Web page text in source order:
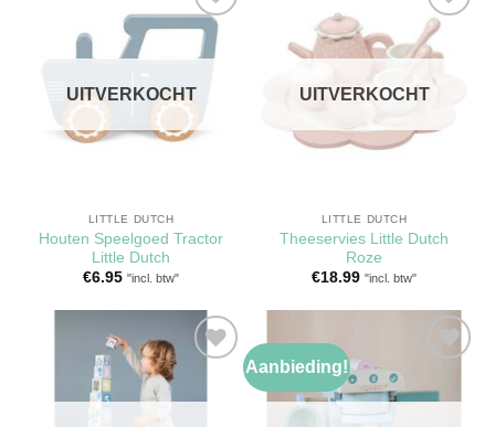
Toevoegen
aan
UITVERKOCHT
LITTLE DUTCH
Houten Speelgoed Tractor
Little Dutch
€6.95 "incl. btw"
Toevoegen
aan
verlanglijst
UITVERKOCHT
LITTLE DUTCH
Theeservies Little Dutch
Roze
€18.99 "incl. btw"
Toevoegen
aan
Aanbieding!
Toevoegen
aan